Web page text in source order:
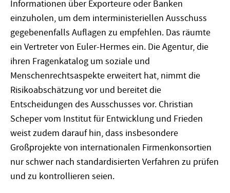
Informationen über Exporteure oder Banken
einzuholen, um dem interministeriellen Ausschuss
gegebenenfalls Auflagen zu empfehlen. Das räumte
ein Vertreter von Euler-Hermes ein. Die Agentur, die
ihren Fragenkatalog um soziale und
Menschenrechtsaspekte erweitert hat, nimmt die
Risikoabschätzung vor und bereitet die
Entscheidungen des Ausschusses vor. Christian
Scheper vom Institut für Entwicklung und Frieden
weist zudem darauf hin, dass insbesondere
Großprojekte von internationalen Firmenkonsortien
nur schwer nach standardisierten Verfahren zu prüfen
und zu kontrollieren seien.